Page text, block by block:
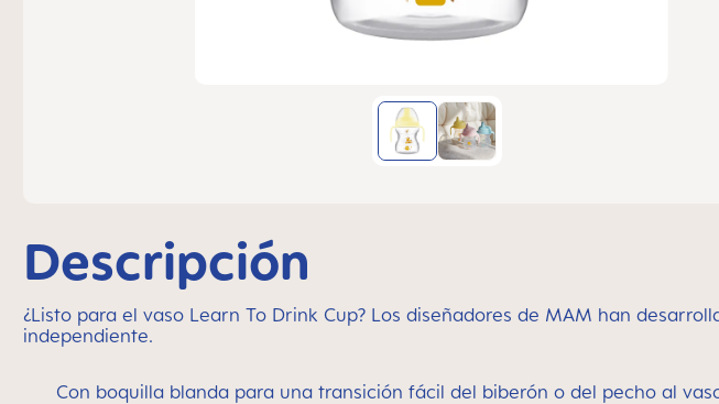
Descripción
¿Listo para el vaso Learn To Drink Cup? Los diseñadores de MAM han
independiente.
Con boquilla blanda para una transición fácil del biberón o del pecho al